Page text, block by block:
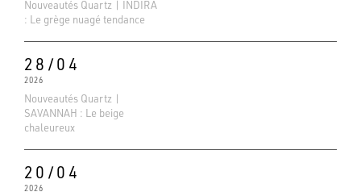
Nouveautés Quartz | INDIRA
: Le grège nuagé tendance
28/04
2026
Nouveautés Quartz |
SAVANNAH : Le beige
chaleureux
20/04
2026